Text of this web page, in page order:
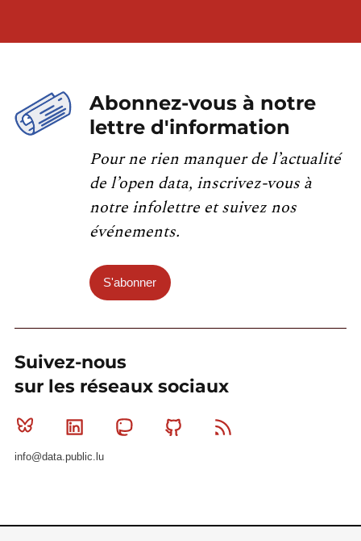
Abonnez-vous à notre
lettre d'information
Pour ne rien manquer de l’actualité
de l’open data, inscrivez-vous à
notre infolettre et suivez nos
événements.
S'abonner
Suivez-nous
sur les réseaux sociaux
Bluesky Linkedin MastodonGithub
info@data.public.lu